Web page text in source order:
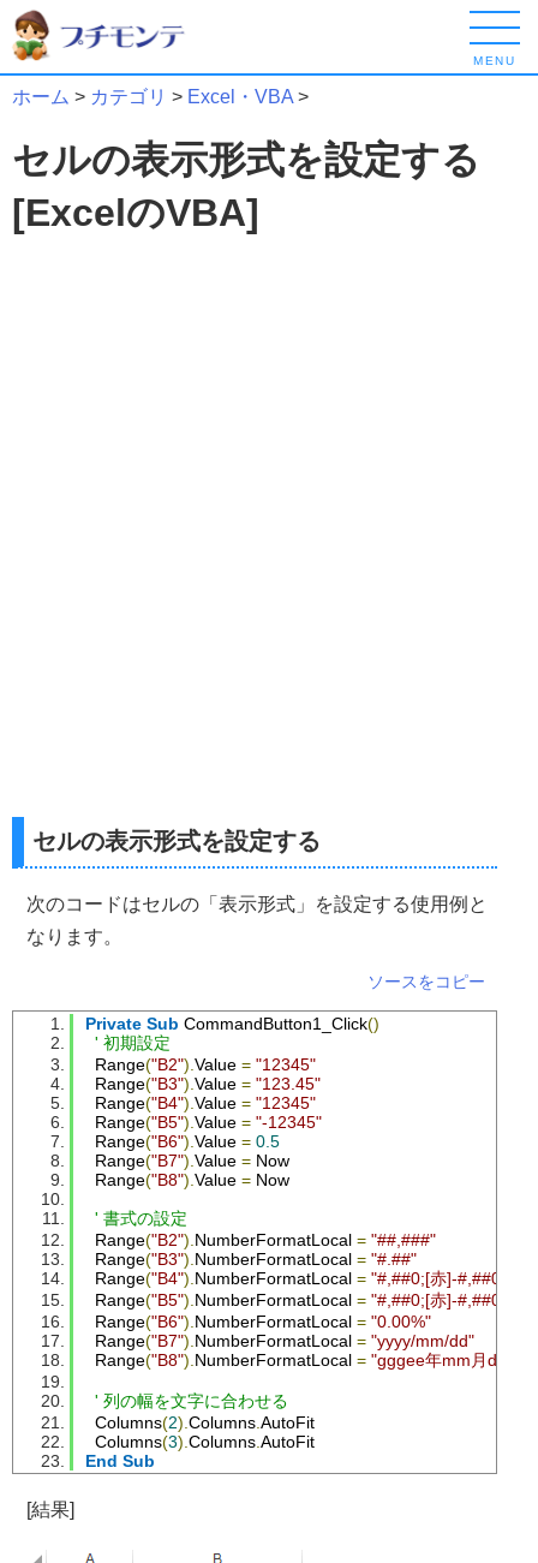
MENU
ホーム > カテゴリ > Excel・VBA>
セルの表示形式を設定する
[ExcelのVBA]
セルの表示形式を設定する
次のコードはセルの「表示形式」を設定する使用例と
なります。
ソースをコピー
Private Sub CommandButton1_Click()
' 初期設定
  Range
("B2").Value = "12345"
  Range
("B3").Value = "123.45"
  Range
("B4").Value = "12345"
  Range
("B5").Value = "-12345"
  Range
("B6").Value = 0.5
  Range
("B7").Value = Now
  Range
("B8").Value = Now
' 書式の設定
  Range
("B2").NumberFormatLocal = "##,###"
  Range
("B3").NumberFormatLocal = "#.##"
  Range
("B4").NumberFormatLocal = "#,##0;[赤]-#,##0"
  Range
("B5").NumberFormatLocal = "#,##0;[赤]-#,##0"
  Range
("B6").NumberFormatLocal = "0.00%"
  Range
("B7").NumberFormatLocal = "yyyy/mm/dd"
  Range
("B8").NumberFormatLocal = "gggee年mm月dd日"
' 列の幅を文字に合わせる
  Columns
(2).Columns.AutoFit
  Columns
(3).Columns.AutoFit
End Sub
[結果]